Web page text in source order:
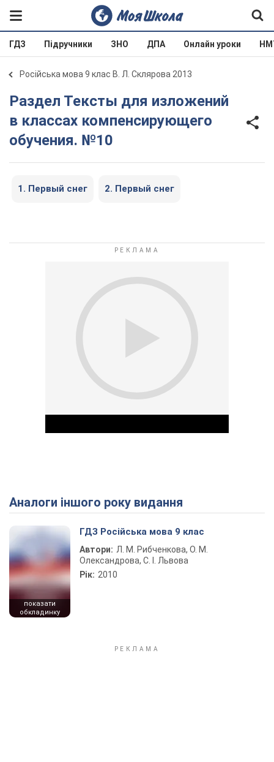
ГДЗ Підручники ЗНО ДПА Онлайн уроки
Російська мова 9 клас В. Л. Склярова 2013
Раздел Тексты для изложений
в классах компенсирующего
обучения. №10
1. Первый снег 2. Первый снег
Play Video
Аналоги іншого року видання
показати
обкладинку
ГДЗ Російська мова 9 клас
Автори: Л. М. Рибченкова, О. М.
Олександрова, С. І. Львова
Рік: 2010